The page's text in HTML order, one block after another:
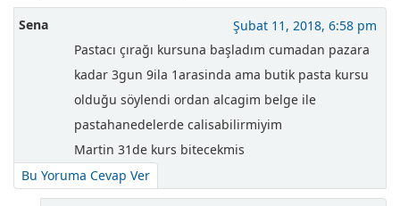
Sena
Şubat 11, 2018, 6:58 pm
Pastacı çırağı kursuna başladım cumadan pazara
kadar 3gun 9ila 1arasinda ama butik pasta kursu
olduğu söylendi ordan alcagim belge ile
pastahanedelerde calisabilirmiyim
Martin 31de kurs bitecekmis
Bu Yoruma Cevap Ver